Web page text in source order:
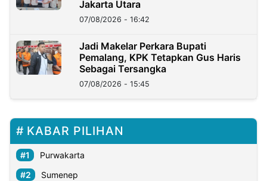
Jakarta Utara
07/08/2026 - 16:42
Jadi Makelar Perkara Bupati
Pemalang, KPK Tetapkan Gus Haris
Sebagai Tersangka
07/08/2026 - 15:45
KABAR PILIHAN
Purwakarta
Sumenep